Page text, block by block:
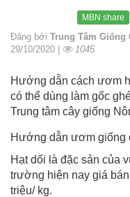
MBN share
Đăng bởi Trung Tâm Giống
29/10/2020 |
1045
Hướng dẫn cách ươm
có thể dùng làm gốc
Trung tâm cây giống
Hướng dẫn ươm giống
Hạt dổi là đặc sản của
trường hiện nay giá
triệu/ kg.